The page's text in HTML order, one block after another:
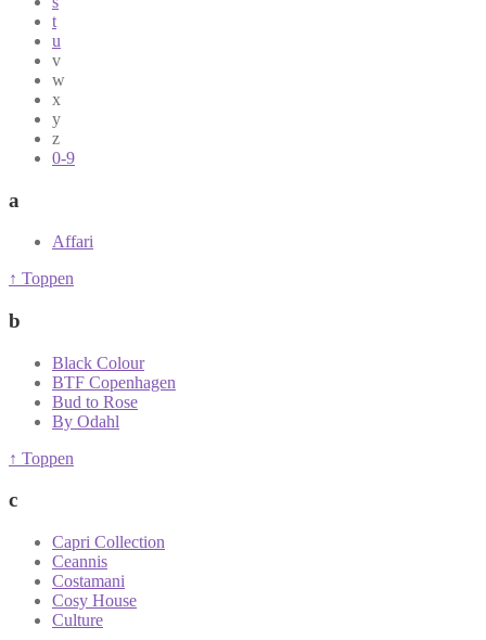
t
u
v
w
x
y
z
0-9
a
Affari
↑ Toppen
b
Black Colour
BTF Copenhagen
Bud to Rose
By Odahl
↑ Toppen
c
Capri Collection
Ceannis
Costamani
Cosy House
Culture